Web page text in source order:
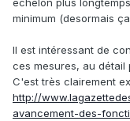
échelon plus
minimum (desormais
Il est intéressant de
ces mesures, au détail
C'est très clairement
http://
avancement-des-